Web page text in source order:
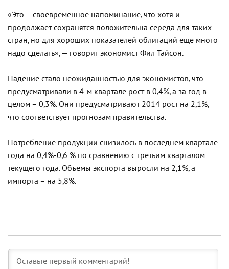
«Это – своевременное напоминание, что хотя и
продолжает сохранятся положительна середа для таких
стран, но для хороших показателей облигаций еще много
надо сделать», — говорит экономист Фил Тайсон.
Падение стало неожиданностью для экономистов, что
предусматривали в 4-м квартале рост в 0,4%, а за год в
целом – 0,3%. Они предусматривают 2014 рост на 2,1%,
что соответствует прогнозам правительства.
Потребление продукции снизилось в последнем квартале
года на 0,4%-0,6 % по сравнению с третьим кварталом
текущего года. Объемы экспорта выросли на 2,1%, а
импорта – на 5,8%.